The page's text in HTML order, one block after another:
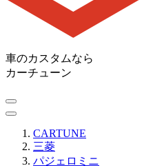
車のカスタムなら
カーチューン
CARTUNE
三菱
パジェロミニ